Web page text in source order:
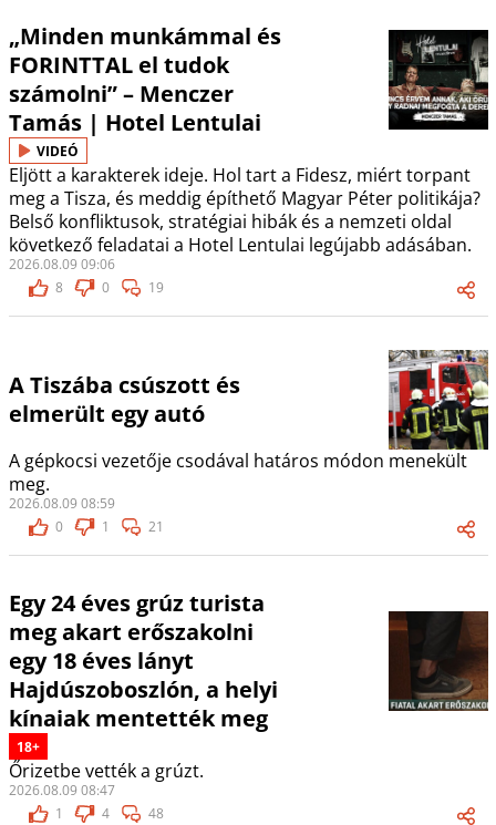
„Minden munkámmal és
FORINTTAL el tudok
számolni” – Menczer
Tamás | Hotel Lentulai
VIDEÓ
Eljött a karakterek ideje. Hol tart a Fidesz, miért torpant
meg a Tisza, és meddig építhető Magyar Péter politikája?
Belső konfliktusok, stratégiai hibák és a nemzeti oldal
következő feladatai a Hotel Lentulai legújabb adásában.
2026.08.09 09:06
8
0 19
A Tiszába csúszott és
elmerült egy autó
A gépkocsi vezetője csodával határos módon menekült
meg.
2026.08.09 08:59
0
1 21
Egy 24 éves grúz turista
meg akart erőszakolni
egy 18 éves lányt
Hajdúszoboszlón, a helyi
kínaiak mentették meg
18+
Őrizetbe vették a grúzt.
2026.08.09 08:47
1
4 48